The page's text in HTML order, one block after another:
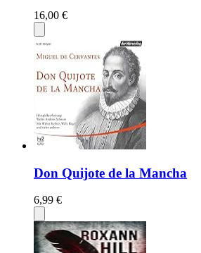
16,00 €
Don Quijote de la Mancha
6,99 €